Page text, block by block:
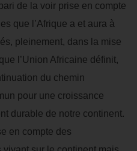
de la voir prise en compte
que l’Afrique a et aura à
pleinement, dans la mise
l’Union Africaine définit,
du chemin
pour une croissance
durable de notre continent.
en compte des